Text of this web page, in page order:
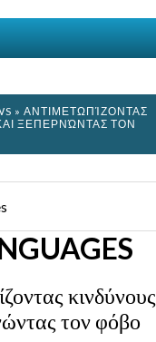
» ΑΝΤΙΜΕΤΩΠΊΖΟΝΤΑΣ
ΞΕΠΕΡΝΏΝΤΑΣ ΤΟΝ
κινδύνους
τον φόβο